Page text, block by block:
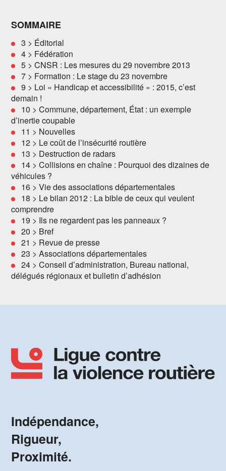
SOMMAIRE
3 > Éditorial
4 > Fédération
5 > CNSR : Les mesures du 29 novembre 2013
7 > Formation : Le stage du 23 novembre
9 > Loi « Handicap et accessibilité » : 2015, c’est
demain !
10 > Commune, département, État : un exemple
d’inertie coupable
11 > Nouvelles
12 > Le coût de l’insécurité routière
13 > Destruction de radars
14 > Collisions en chaîne : Pourquoi des dizaines de
véhicules ?
16 > Vie des associations départementales
18 > Le bilan 2012 : La bible de ceux qui veulent
comprendre
19 > Ils ne regardent pas les panneaux ?
20 > Bref
21 > Revue de presse
23 > Associations départementales
24 > Conseil d’administration, Bureau national,
délégués régionaux et bulletin d’adhésion
Indépendance,
Rigueur,
Proximité.